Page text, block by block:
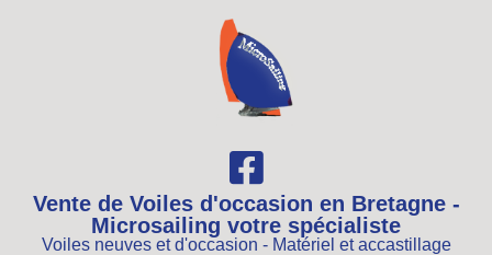
Vente de Voiles d'occasion en Bretagne -
Microsailing votre spécialiste
Voiles neuves et d'occasion - Matériel et accastillage